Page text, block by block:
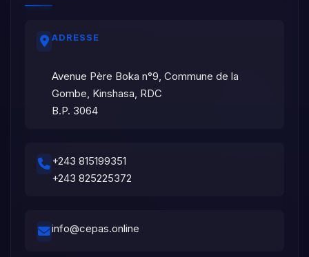
ADRESSE
Avenue Père Boka n°9, Commune de la
Gombe, Kinshasa, RDC
B.P. 3064
+243 815199351
+243 825225372
info@cepas.online